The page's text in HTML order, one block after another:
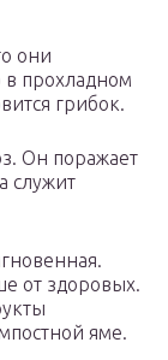
они
в прохладном
грибок.
Он поражает
служит
от здоровых.
яме.